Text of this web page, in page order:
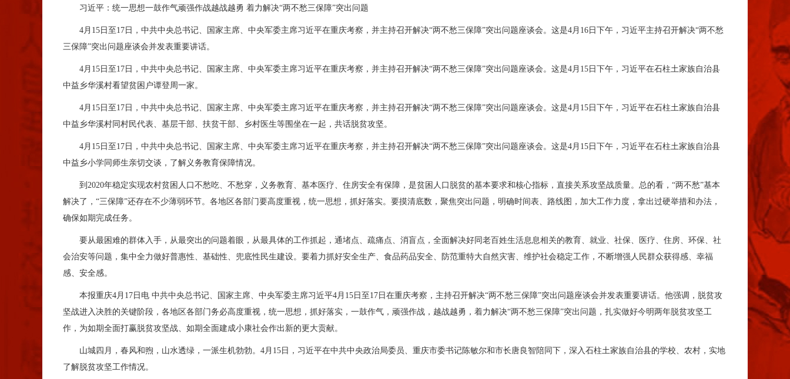
习近平：统一思想一鼓作气顽强作战越战越勇 着力解决“两不愁三保障”突出问题
4月15日至17日，中共中央总书记、国家主席、中央军委主席习近平在重庆考察，并主持召开解决“两不愁三保障”突出问题座谈会。这是4月16日下午，习近平主持召开解决“两不愁
三保障”突出问题座谈会并发表重要讲话。
4月15日至17日，中共中央总书记、国家主席、中央军委主席习近平在重庆考察，并主持召开解决“两不愁三保障”突出问题座谈会。这是4月15日下午，习近平在石柱土家族自治县
中益乡华溪村看望贫困户谭登周一家。
4月15日至17日，中共中央总书记、国家主席、中央军委主席习近平在重庆考察，并主持召开解决“两不愁三保障”突出问题座谈会。这是4月15日下午，习近平在石柱土家族自治县
中益乡华溪村同村民代表、基层干部、扶贫干部、乡村医生等围坐在一起，共话脱贫攻坚。
4月15日至17日，中共中央总书记、国家主席、中央军委主席习近平在重庆考察，并主持召开解决“两不愁三保障”突出问题座谈会。这是4月15日下午，习近平在石柱土家族自治县
中益乡小学同师生亲切交谈，了解义务教育保障情况。
到2020年稳定实现农村贫困人口不愁吃、不愁穿，义务教育、基本医疗、住房安全有保障，是贫困人口脱贫的基本要求和核心指标，直接关系攻坚战质量。总的看，“两不愁”基本
解决了，“三保障”还存在不少薄弱环节。各地区各部门要高度重视，统一思想，抓好落实。要摸清底数，聚焦突出问题，明确时间表、路线图，加大工作力度，拿出过硬举措和办法，
确保如期完成任务。
要从最困难的群体入手，从最突出的问题着眼，从最具体的工作抓起，通堵点、疏痛点、消盲点，全面解决好同老百姓生活息息相关的教育、就业、社保、医疗、住房、环保、社
会治安等问题，集中全力做好普惠性、基础性、兜底性民生建设。要着力抓好安全生产、食品药品安全、防范重特大自然灾害、维护社会稳定工作，不断增强人民群众获得感、幸福
感、安全感。
本报重庆4月17日电 中共中央总书记、国家主席、中央军委主席习近平4月15日至17日在重庆考察，主持召开解决“两不愁三保障”突出问题座谈会并发表重要讲话。他强调，脱贫攻
坚战进入决胜的关键阶段，各地区各部门务必高度重视，统一思想，抓好落实，一鼓作气，顽强作战，越战越勇，着力解决“两不愁三保障”突出问题，扎实做好今明两年脱贫攻坚工
作，为如期全面打赢脱贫攻坚战、如期全面建成小康社会作出新的更大贡献。
山城四月，春风和煦，山水透绿，一派生机勃勃。4月15日，习近平在中共中央政治局委员、重庆市委书记陈敏尔和市长唐良智陪同下，深入石柱土家族自治县的学校、农村，实地
了解脱贫攻坚工作情况。